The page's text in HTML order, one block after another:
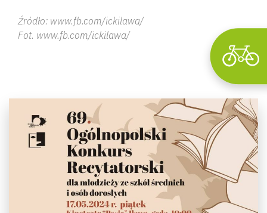
Źródło: www.fb.com/ickilawa/
Fot. www.fb.com/ickilawa/